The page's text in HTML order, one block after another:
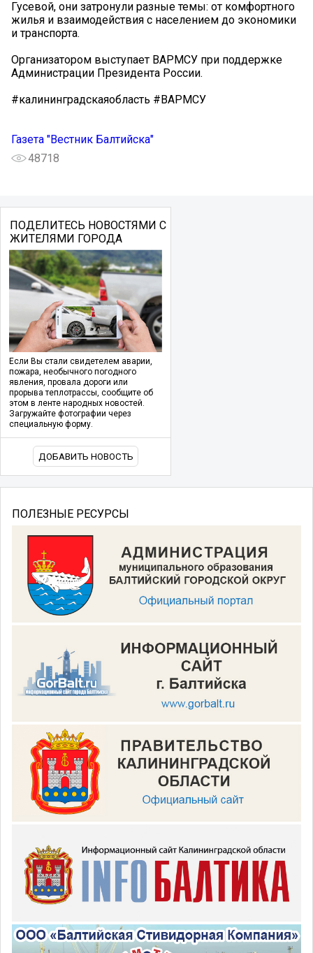
Гусевой, они затронули разные темы: от комфортного
жилья и взаимодействия с населением до экономики
и транспорта.
Организатором выступает ВАРМСУ при поддержке
Администрации Президента России.
#калининградскаяобласть #ВАРМСУ
Газета "Вестник Балтийска"
48718
ПОДЕЛИТЕСЬ НОВОСТЯМИ С
ЖИТЕЛЯМИ ГОРОДА
Если Вы стали свидетелем аварии,
пожара, необычного погодного
явления, провала дороги или
прорыва теплотрассы, сообщите об
этом в ленте народных новостей.
Загружайте фотографии через
специальную форму.
ДОБАВИТЬ НОВОСТЬ
ПОЛЕЗНЫЕ РЕСУРСЫ